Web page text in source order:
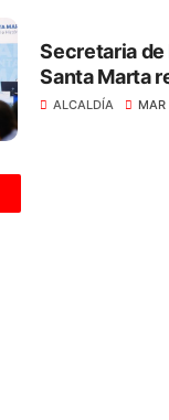
Secretaria de
Santa Marta
decisión
ALCALDÍA